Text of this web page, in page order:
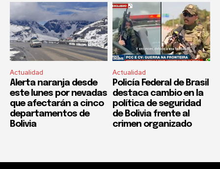
Actualidad
Alerta naranja desde
este lunes por nevadas
que afectarán a cinco
departamentos de
Bolivia
Actualidad
Policía Federal de Brasil
destaca cambio en la
política de seguridad
de Bolivia frente al
crimen organizado